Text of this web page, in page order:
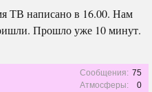
ТВ написано в 16.00. Нам
Прошло уже 10 минут.
Сообщения: 75
Атмосферы:
0